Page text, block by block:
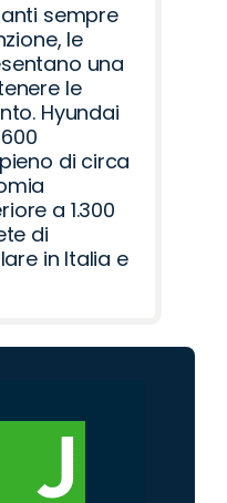
sempre
le
una
le
Hyundai
di circa
a 1.300
di
in Italia e